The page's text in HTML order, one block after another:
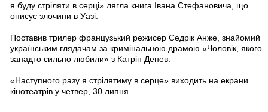
я буду стріляти в серці» лягла книга Івана Стефановича, що
описує злочини в Уазі.
Поставив трилер французький режисер Седрік Анже, знайомий
українським глядачам за кримінальною драмою «Чоловік, якого
занадто сильно любили» з Катрін Денев.
«Наступного разу я стрілятиму в серце» виходить на екрани
кінотеатрів у четвер, 30 липня.